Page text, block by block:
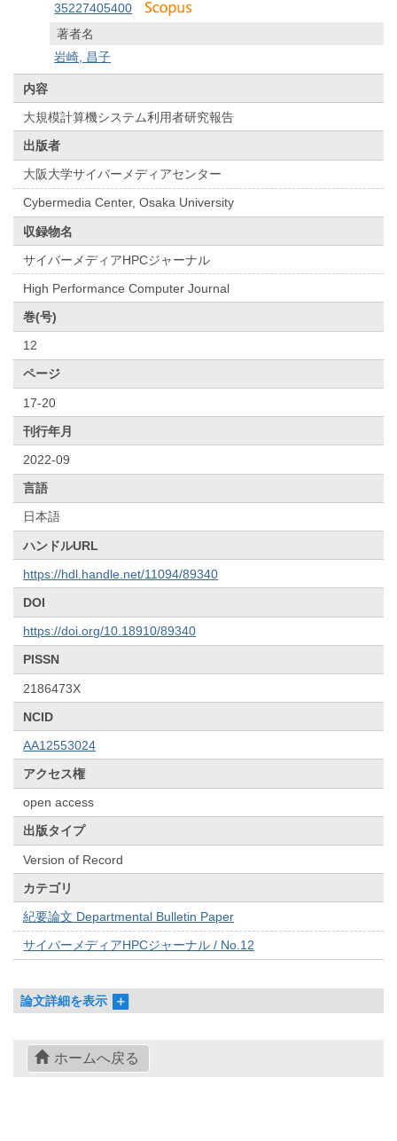
35227405400
著者名
岩崎, 昌子
内容
大規模計算機システム利用者研究報告
出版者
大阪大学サイバーメディアセンター
Cybermedia Center, Osaka University
収録物名
サイバーメディアHPCジャーナル
High Performance Computer Journal
巻(号)
12
ページ
17-20
刊行年月
2022-09
言語
日本語
ハンドルURL
https://hdl.handle.net/11094/89340
DOI
https://doi.org/10.18910/89340
PISSN
2186473X
NCID
AA12553024
アクセス権
open access
出版タイプ
Version of Record
カテゴリ
紀要論文 Departmental Bulletin Paper
サイバーメディアHPCジャーナル / No.12
論文詳細を表示
ホームへ戻る